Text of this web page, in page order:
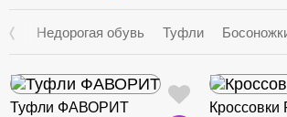
Недорогая обувь Туфли
Туфли ФАВОРИТ